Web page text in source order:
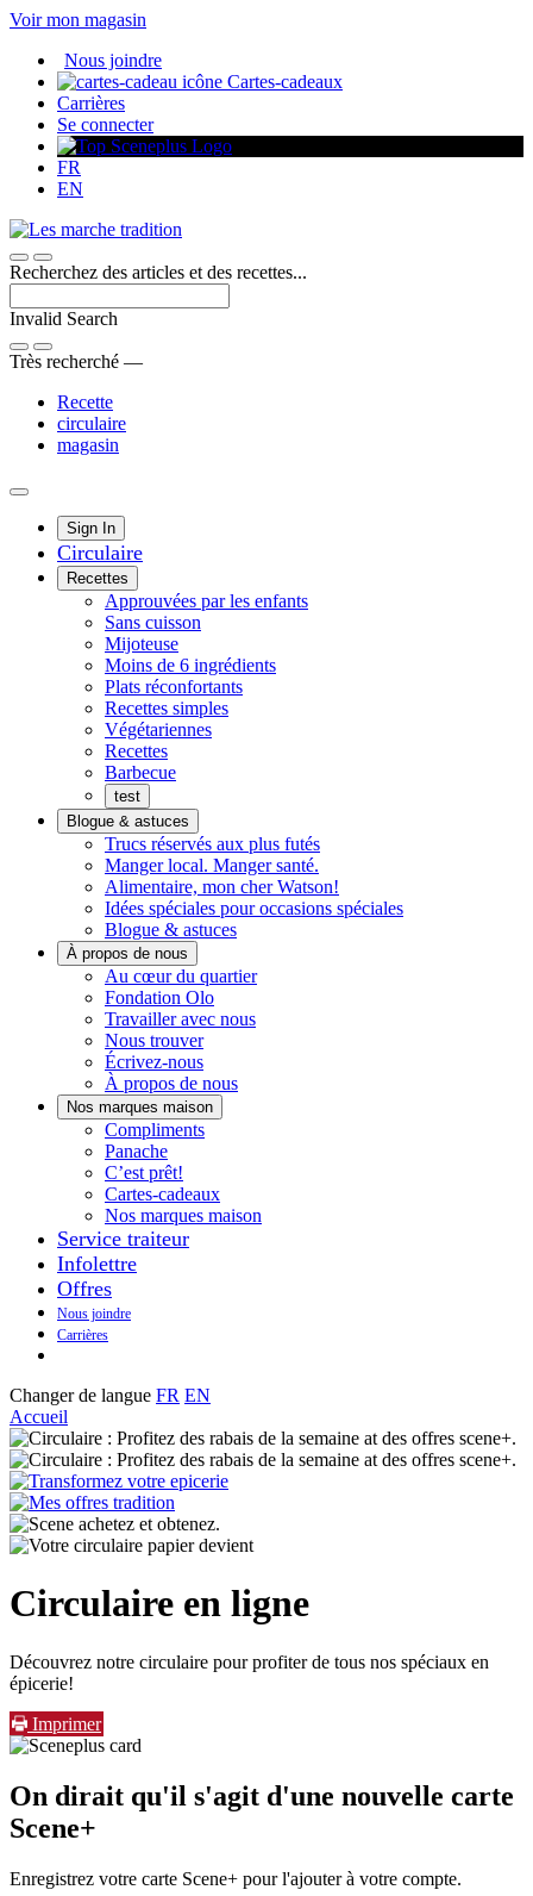
Passer
contenu
Voir mon magasin
Nous joindre
Cartes-cadeaux
Carrières
Se connecter
FR
EN
Recherchez des articles et des recettes...
Invalid Search
Submit
Très recherché —
Recette
circulaire
magasin
Main
Menu
Sign In
Circulaire
Recettes
Approuvées par les enfants
Sans cuisson
Mijoteuse
Moins de 6 ingrédients
Plats réconfortants
Recettes simples
Végétariennes
Recettes
Barbecue
test
Blogue & astuces
Trucs réservés aux plus futés
Manger local. Manger santé.
Alimentaire, mon cher Watson!
Idées spéciales pour occasions spéciales
Blogue & astuces
À propos de nous
Au cœur du quartierHistoires
Fondation Olo
Travailler avec nous
Nous trouver
Écrivez-nous
À propos de nous
Nos marques maison
ComplimentsNotre
qui
goûte
PanacheDécouvrez
Panache
C’est prêt!
bons.
Toujours
prêts
Cartes-cadeaux
Nos marques maison
Service traiteur
Infolettre
Offres
Nous joindre
Carrières
Changer de langue FR EN
Accueil
Circulaire en ligne
Découvrez notre circulaire pour profiter de tous nos spéciaux en
épicerie!
Imprimer
On dirait qu'il s'agit d'une nouvelle carte
Scene+
Enregistrez votre carte Scene+ pour l'ajouter à votre compte.